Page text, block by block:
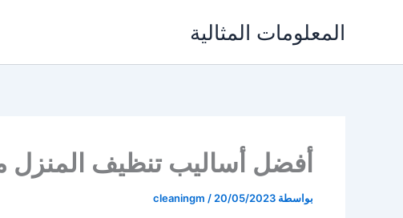
المعلومات المثالية
أفضل أساليب تنظيف المنزل
بواسطة cleaningm / 20/05/2023